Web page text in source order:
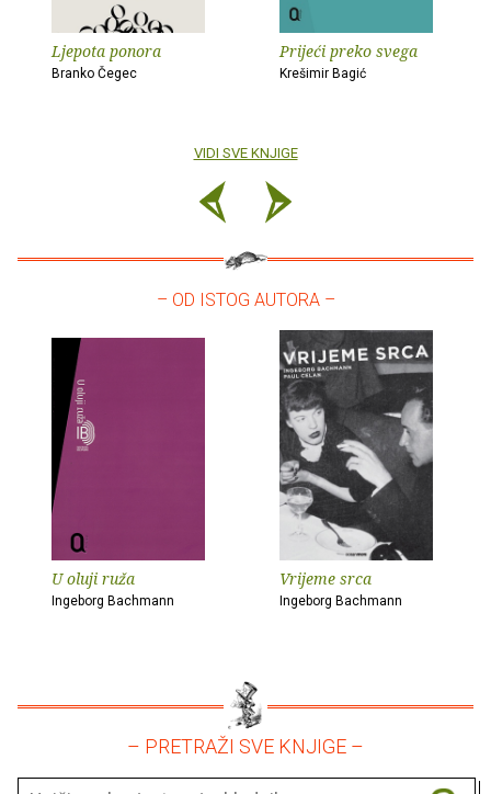
Ljepota ponora
Branko Čegec
Prijeći preko svega
Krešimir Bagić
VIDI SVE KNJIGE
– OD ISTOG AUTORA –
U oluji ruža
Ingeborg Bachmann
Vrijeme srca
Ingeborg Bachmann
– PRETRAŽI SVE KNJIGE –